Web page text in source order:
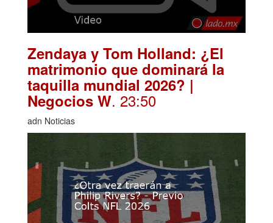
Zendaya y Tom Holland: ¿El
matrimonio que dominará la
taquilla mundial 2026? |
Negocios W. 23:50
adn Noticias